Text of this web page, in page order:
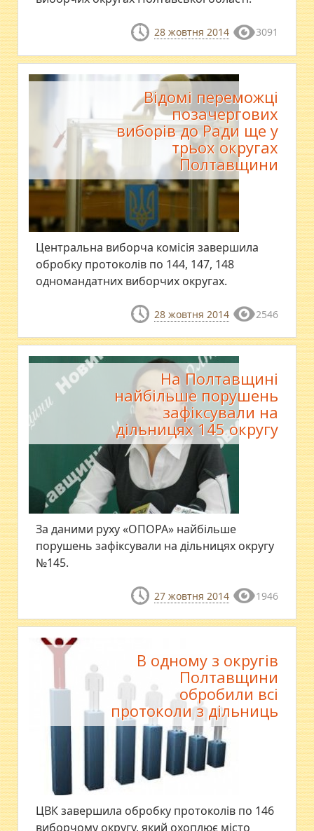
28 жовтня 2014 3091
Відомі переможці
позачергових
виборів до Ради ще у
трьох округах
Полтавщини
Центральна виборча комісія завершила
обробку протоколів по 144, 147, 148
одномандатних виборчих округах.
28 жовтня 2014 2546
На Полтавщині
найбільше порушень
зафіксували на
дільницях 145 округу
За даними руху «ОПОРА» найбільше
порушень зафіксували на дільницях округу
№145.
27 жовтня 2014 1946
В одному з округів
Полтавщини
обробили всі
протоколи з дільниць
​ЦВК завершила обробку протоколів по 146
виборчому округу, який охоплює місто